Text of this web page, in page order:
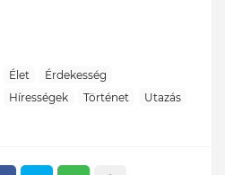
Élet
Érdekesség
Hírességek Történet
Utazás